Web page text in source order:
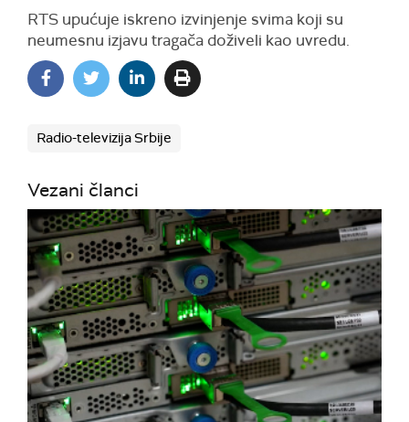
RTS upućuje iskreno izvinjenje svima koji su
neumesnu izjavu tragača doživeli kao uvredu.
Radio-televizija Srbije
Vezani članci